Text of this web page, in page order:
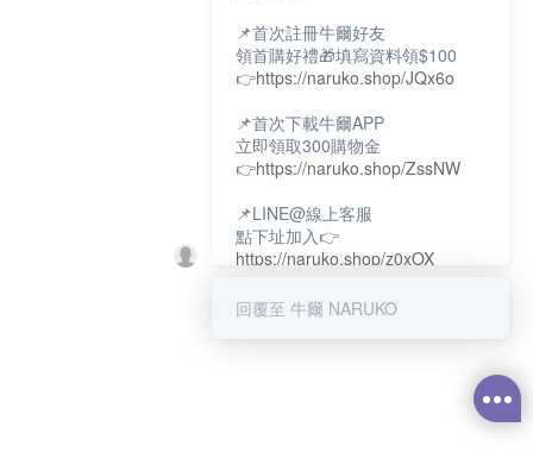
📌首次註冊牛爾好友
領首購好禮🎁填寫資料領$100
👉https://naruko.shop/JQx6o
📌首次下載牛爾APP
立即領取300購物金
👉https://naruko.shop/ZssNW
📌LINE@線上客服
點下址加入👉
https://naruko.shop/z0xOX
📌電話客服：02-26581707
回覆至 牛爾 NARUKO